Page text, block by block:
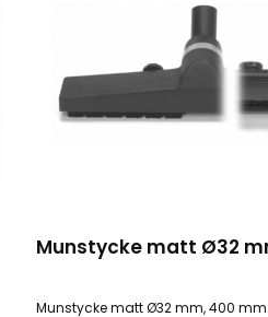
Munstycke matt Ø32
Munstycke matt Ø32 mm, 400